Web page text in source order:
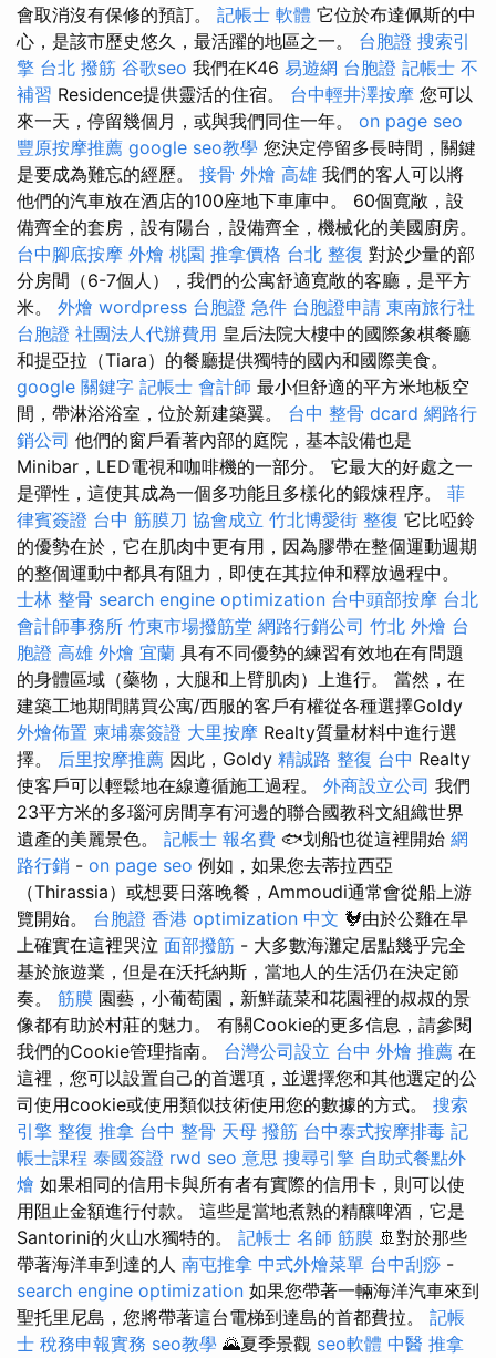
會取消沒有保修的預訂。 記帳士 軟體 它位於布達佩斯的中
心，是該市歷史悠久，最活躍的地區之一。 台胞證 搜索引
擎 台北 撥筋 谷歌seo 我們在K46 易遊網 台胞證 記帳士 不
補習 Residence提供靈活的住宿。 台中輕井澤按摩 您可以
來一天，停留幾個月，或與我們同住一年。 on page seo
豐原按摩推薦 google seo教學 您決定停留多長時間，關鍵
是要成為難忘的經歷。 接骨 外燴 高雄 我們的客人可以將
他們的汽車放在酒店的100座地下車庫中。 60個寬敞，設
備齊全的套房，設有陽台，設備齊全，機械化的美國廚房。
台中腳底按摩 外燴 桃園 推拿價格 台北 整復 對於少量的部
分房間（6-7個人），我們的公寓舒適寬敞的客廳，是平方
米。 外燴 wordpress 台胞證 急件 台胞證申請 東南旅行社
台胞證 社團法人代辦費用 皇后法院大樓中的國際象棋餐廳
和提亞拉（Tiara）的餐廳提供獨特的國內和國際美食。
google 關鍵字 記帳士 會計師 最小但舒適的平方米地板空
間，帶淋浴浴室，位於新建築翼。 台中 整骨 dcard 網路行
銷公司 他們的窗戶看著內部的庭院，基本設備也是
Minibar，LED電視和咖啡機的一部分。 它最大的好處之一
是彈性，這使其成為一個多功能且多樣化的鍛煉程序。 菲
律賓簽證 台中 筋膜刀 協會成立 竹北博愛街 整復 它比啞鈴
的優勢在於，它在肌肉中更有用，因為膠帶在整個運動週期
的整個運動中都具有阻力，即使在其拉伸和釋放過程中。
士林 整骨 search engine optimization 台中頭部按摩 台北
會計師事務所 竹東市場撥筋堂 網路行銷公司 竹北 外燴 台
胞證 高雄 外燴 宜蘭 具有不同優勢的練習有效地在有問題
的身體區域（藥物，大腿和上臂肌肉）上進行。 當然，在
建築工地期間購買公寓/西服的客戶有權從各種選擇Goldy
外燴佈置 柬埔寨簽證 大里按摩 Realty質量材料中進行選
擇。 后里按摩推薦 因此，Goldy 精誠路 整復 台中 Realty
使客戶可以輕鬆地在線遵循施工過程。 外商設立公司 我們
23平方米的多瑙河房間享有河邊的聯合國教科文組織世界
遺產的美麗景色。 記帳士 報名費 🐟划船也從這裡開始 網
路行銷 - on page seo 例如，如果您去蒂拉西亞
（Thirassia）或想要日落晚餐，Ammoudi通常會從船上游
覽開始。 台胞證 香港 optimization 中文 🐓由於公雞在早
上確實在這裡哭泣 面部撥筋 - 大多數海灘定居點幾乎完全
基於旅遊業，但是在沃托納斯，當地人的生活仍在決定節
奏。 筋膜 園藝，小葡萄園，新鮮蔬菜和花園裡的叔叔的景
像都有助於村莊的魅力。 有關Cookie的更多信息，請參閱
我們的Cookie管理指南。 台灣公司設立 台中 外燴 推薦 在
這裡，您可以設置自己的首選項，並選擇您和其他選定的公
司使用cookie或使用類似技術使用您的數據的方式。 搜索
引擎 整復 推拿 台中 整骨 天母 撥筋 台中泰式按摩排毒 記
帳士課程 泰國簽證 rwd seo 意思 搜尋引擎 自助式餐點外
燴 如果相同的信用卡與所有者有實際的信用卡，則可以使
用阻止金額進行付款。 這些是當地煮熟的精釀啤酒，它是
Santorini的火山水獨特的。 記帳士 名師 筋膜 🚢對於那些
帶著海洋車到達的人 南屯推拿 中式外燴菜單 台中刮痧 -
search engine optimization 如果您帶著一輛海洋汽車來到
聖托里尼島，您將帶著這台電梯到達島的首都費拉。 記帳
士 稅務申報實務 seo教學 🌄夏季景觀 seo軟體 中醫 推拿